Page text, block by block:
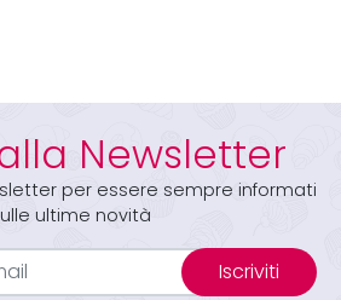
Newsletter
per essere sempre informati
ultime novità
Iscriviti